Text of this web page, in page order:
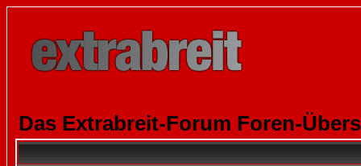
Das Extrabreit-Forum Foren-